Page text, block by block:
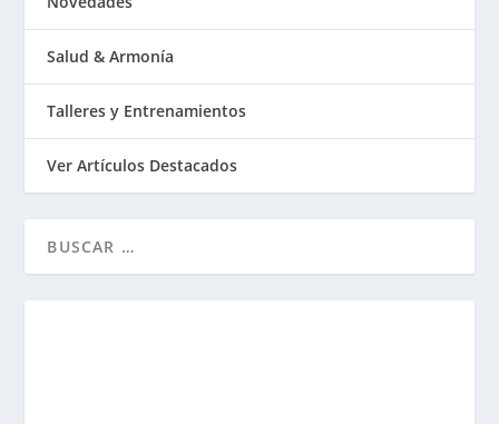
Salud & Armonía
Talleres y Entrenamientos
Ver Artículos Destacados